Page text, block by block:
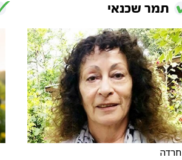
תמר שכנאי
חרדה